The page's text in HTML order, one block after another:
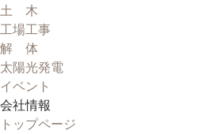
土 木
工場工事
解 体
太陽光発電
イベント
会社情報
トップページ